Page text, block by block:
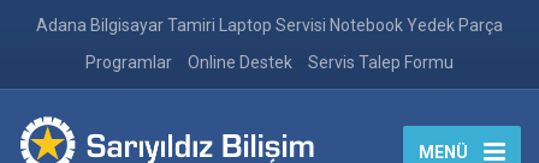
Adana Bilgisayar Tamiri Laptop Servisi Notebook Yedek Parça
Programlar
Online Destek Servis Talep Formu
MENÜ